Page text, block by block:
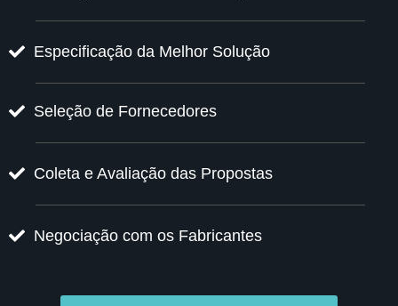
Especificação da Melhor Solução
Seleção de Fornecedores
Coleta e Avaliação das Propostas
Negociação com os Fabricantes